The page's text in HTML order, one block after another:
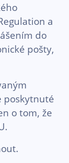
a
do
pošty,
poskytnuté
o tom, že